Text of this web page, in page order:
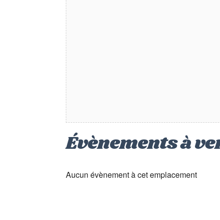
Évènements à
Aucun évènement à cet emplacement